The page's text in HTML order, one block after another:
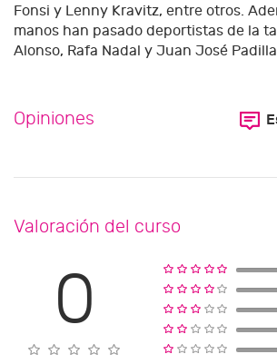
Fonsi y Lenny Kravitz, entre otros.
manos han pasado deportistas de la
Alonso, Rafa Nadal y Juan José
Opiniones
Valoración del curso
0